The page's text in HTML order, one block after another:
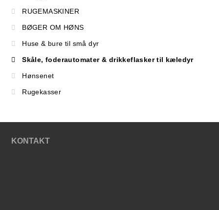
PASNING OG PLEJE
RUGEMASKINER
BØGER OM HØNS
Huse & bure til små dyr
Skåle, foderautomater & drikkeflasker til kæledyr
Hønsenet
Rugekasser
KONTAKT